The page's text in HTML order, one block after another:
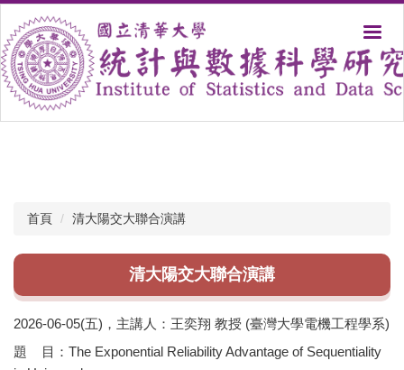
到
主
要
內
區
首頁 清大陽交大聯合演講
清大陽交大聯合演講
2026-06-05(五)，主講人：王奕翔 教授 (臺灣大學電機工程學系)
題 目：The Exponential Reliability Advantage of Sequentiality